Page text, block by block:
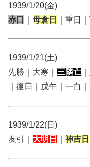
1939/1/20(金)
赤口
母倉日 ｜重日
1939/1/21(土)
先勝｜大寒｜ 三隣亡
｜復日｜戊午｜一白
1939/1/22(日)
友引｜ 大明日 神吉日